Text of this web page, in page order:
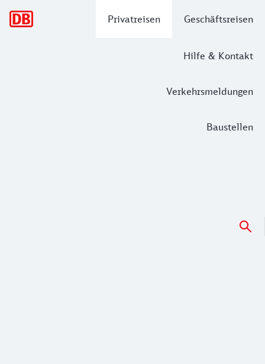
Privatreisen Geschäftsreisen
Hilfe & Kontakt
Verkehrsmeldungen
Baustellen